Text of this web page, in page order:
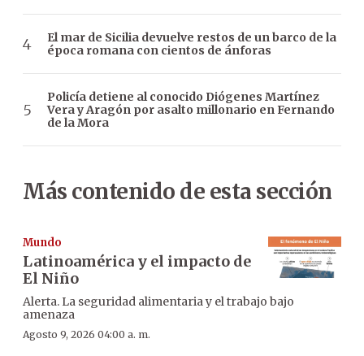
El mar de Sicilia devuelve restos de un barco de la
época romana con cientos de ánforas
Policía detiene al conocido Diógenes Martínez
Vera y Aragón por asalto millonario en Fernando
de la Mora
Más contenido de esta sección
Mundo
Latinoamérica y el impacto de
El Niño
Alerta. La seguridad alimentaria y el trabajo bajo
amenaza
Agosto 9, 2026 04:00 a. m.